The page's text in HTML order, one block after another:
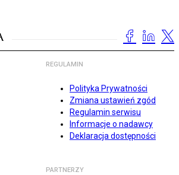
REGULAMIN
Polityka Prywatności
Zmiana ustawień zgód
Regulamin serwisu
Informacje o nadawcy
Deklaracja dostępności
PARTNERZY